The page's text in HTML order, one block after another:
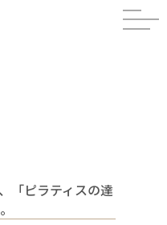
「ピラティスの達